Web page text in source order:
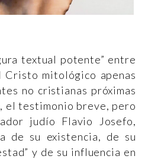
textual potente” entre
mitológico apenas
no cristianas próximas
el testimonio breve, pero
judío Flavio Josefo,
de su existencia, de su
y de su influencia en